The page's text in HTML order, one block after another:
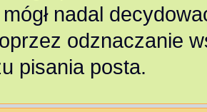
nadal
odznaczanie
pisania posta.